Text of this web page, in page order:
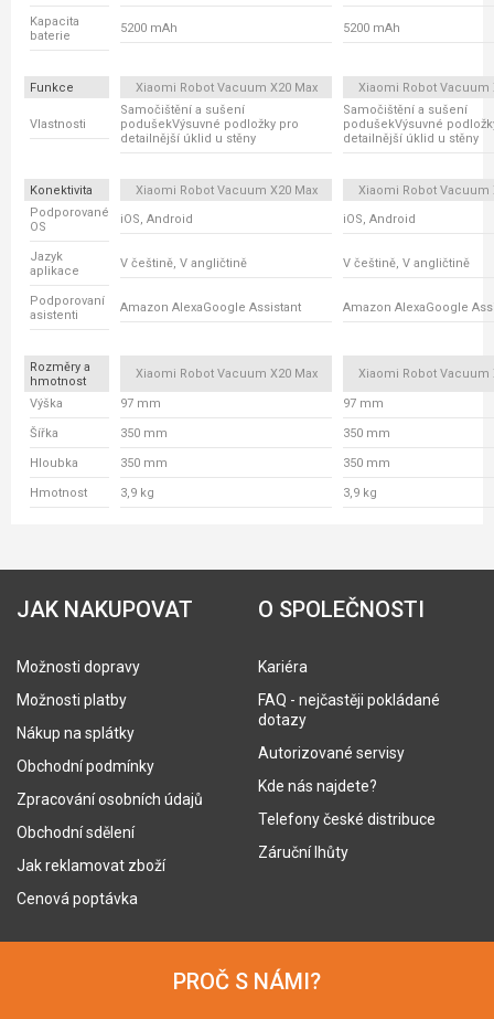
Kapacita
baterie
5200 mAh 5200 mAh
Funkce Xiaomi Robot Vacuum X20 Max Xiaomi Robot Vacuum
Vlastnosti
Samočištění a sušení
podušekVýsuvné podložky pro
detailnější úklid u stěny
Samočištění a sušení
podušekVýsuvné
detailnější úklid u stěny
Konektivita Xiaomi Robot Vacuum X20 Max
Xiaomi Robot Vacuum
Podporované
OS
iOS, Android iOS, Android
Jazyk
aplikace
V češtině, V angličtině V češtině, V angličtině
Podporovaní
asistenti
Amazon AlexaGoogle Assistant Amazon AlexaGoogle
Rozměry a
hmotnost
Xiaomi Robot Vacuum X20 Max Xiaomi Robot Vacuum
Výška 97 mm 97 mm
Šířka 350 mm 350 mm
Hloubka 350 mm 350 mm
Hmotnost 3,9 kg 3,9 kg
JAK NAKUPOVAT
Možnosti dopravy
Možnosti platby
Nákup na splátky
Obchodní podmínky
Zpracování osobních údajů
Obchodní sdělení
Jak reklamovat zboží
Cenová poptávka
O SPOLEČNOSTI
Kariéra
FAQ - nejčastěji pokládané
dotazy
Autorizované servisy
Kde nás najdete?
Telefony české distribuce
Záruční lhůty
PROČ S NÁMI?